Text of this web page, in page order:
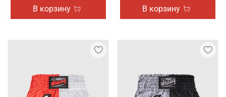
В корзину В корзину